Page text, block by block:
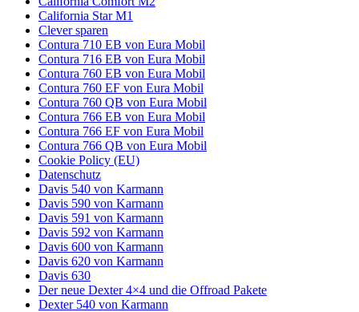
California Star M1
Clever sparen
Contura 710 EB von Eura Mobil
Contura 716 EB von Eura Mobil
Contura 760 EB von Eura Mobil
Contura 760 EF von Eura Mobil
Contura 760 QB von Eura Mobil
Contura 766 EB von Eura Mobil
Contura 766 EF von Eura Mobil
Contura 766 QB von Eura Mobil
Cookie Policy (EU)
Datenschutz
Davis 540 von Karmann
Davis 590 von Karmann
Davis 591 von Karmann
Davis 592 von Karmann
Davis 600 von Karmann
Davis 620 von Karmann
Davis 630
Der neue Dexter 4×4 und die Offroad Pakete
Dexter 540 von Karmann